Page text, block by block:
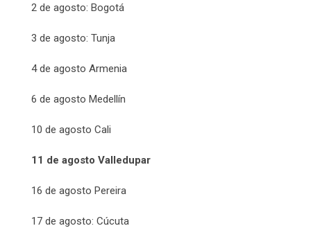
2 de agosto: Bogotá
3 de agosto: Tunja
4 de agosto Armenia
6 de agosto Medellín
10 de agosto Cali
11 de agosto Valledupar
16 de agosto Pereira
17 de agosto: Cúcuta